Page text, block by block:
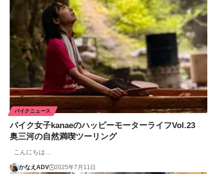
バイクニュース
バイク女子kanaeのハッピーモーターライフVol.23
奥三河の自然満喫ツーリング
こんにちは…
かなえADV 2025年7月11日